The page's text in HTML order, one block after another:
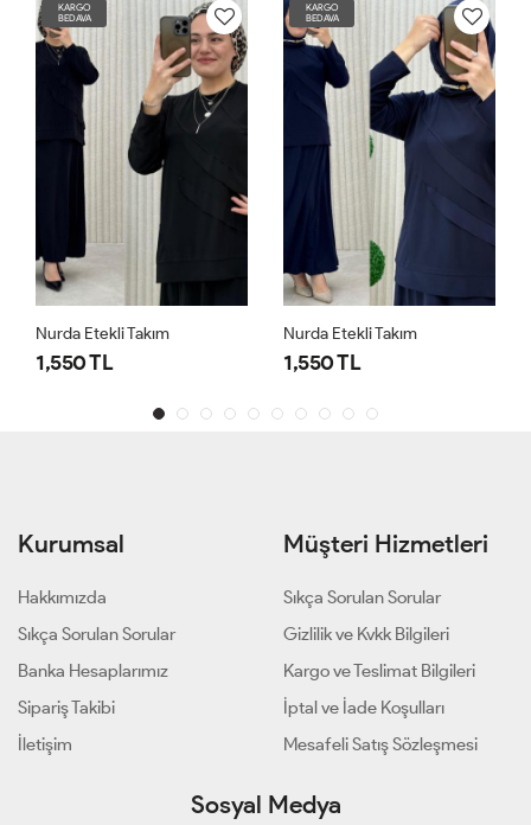
KARGO
BEDAVA
Nurda Etekli Takım
1,550 TL
KARGO
BEDAVA
Nurda Etekli Takım
1,550 TL
Kurumsal
Hakkımızda
Sıkça Sorulan Sorular
Banka Hesaplarımız
Sipariş Takibi
İletişim
Müşteri Hizmetleri
Sıkça Sorulan Sorular
Gizlilik ve Kvkk Bilgileri
Kargo ve Teslimat Bilgileri
İptal ve İade Koşulları
Mesafeli Satış Sözleşmesi
Sosyal Medya